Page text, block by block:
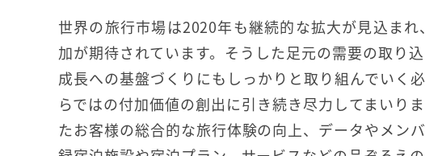
世界の旅行市場は2020年も継続的な拡大が見込ま
加が期待されています。そうした足元の需要の取り
成長への基盤づくりにもしっかりと取り組んでいく
らではの付加価値の創出に引き続き尽力してまいり
たお客様の総合的な旅行体験の向上、データやメン